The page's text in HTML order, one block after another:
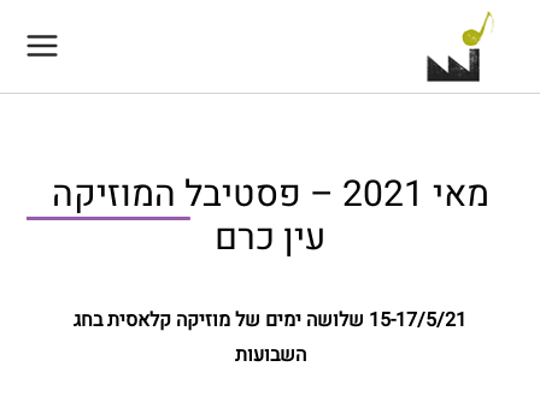
Main
Menu
מאי 2021 – פסטיבל המוזיקה
עין כרם
15-17/5/21 שלושה ימים של מוזיקה קלאסית בחג
השבועות